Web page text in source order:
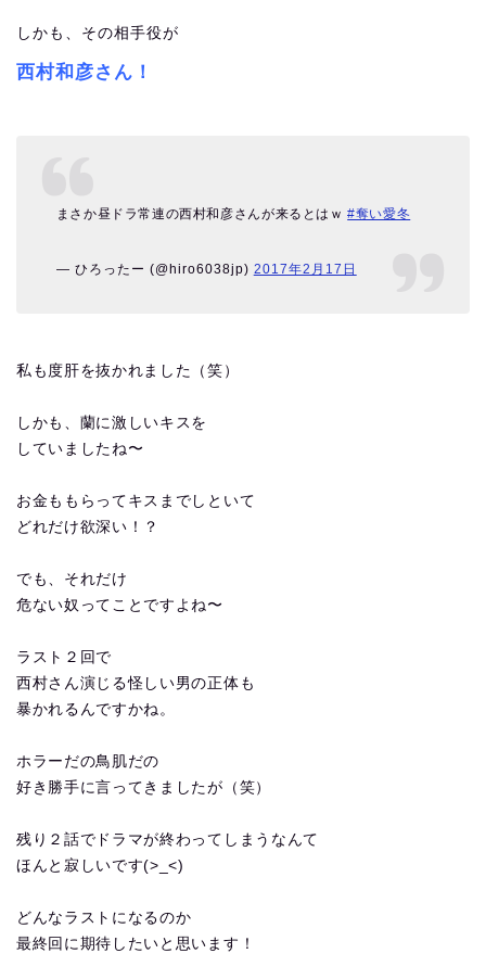
しかも、その相手役が
西村和彦さん！
まさか昼ドラ常連の西村和彦さんが来るとはｗ#奪い愛冬
— ひろったー (@hiro6038jp) 2017年2月17日
私も度肝を抜かれました（笑）
しかも、蘭に激しいキスを
していましたね〜
お金ももらってキスまでしといて
どれだけ欲深い！？
でも、それだけ
危ない奴ってことですよね〜
ラスト２回で
西村さん演じる怪しい男の正体も
暴かれるんですかね。
ホラーだの鳥肌だの
好き勝手に言ってきましたが（笑）
残り２話でドラマが終わってしまうなんて
ほんと寂しいです(>_<)
どんなラストになるのか
最終回に期待したいと思います！